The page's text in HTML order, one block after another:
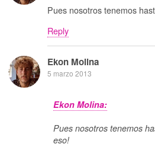
Pues nosotros tenemos
Reply
Ekon Molina
5 marzo 2013
Ekon Molina:
Pues nosotros tenemos
eso!